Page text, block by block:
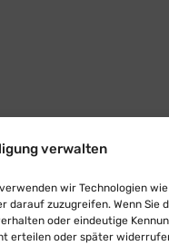
verwalten
wir Technologien
zuzugreifen. Wenn Sie
oder eindeutige
erteilen oder später